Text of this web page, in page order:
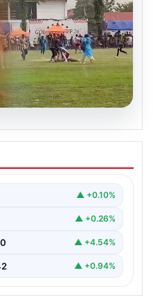
sırasında
hayatını
▲ +0.10%
▲ +0.26%
▲ +4.54%
▲ +0.94%